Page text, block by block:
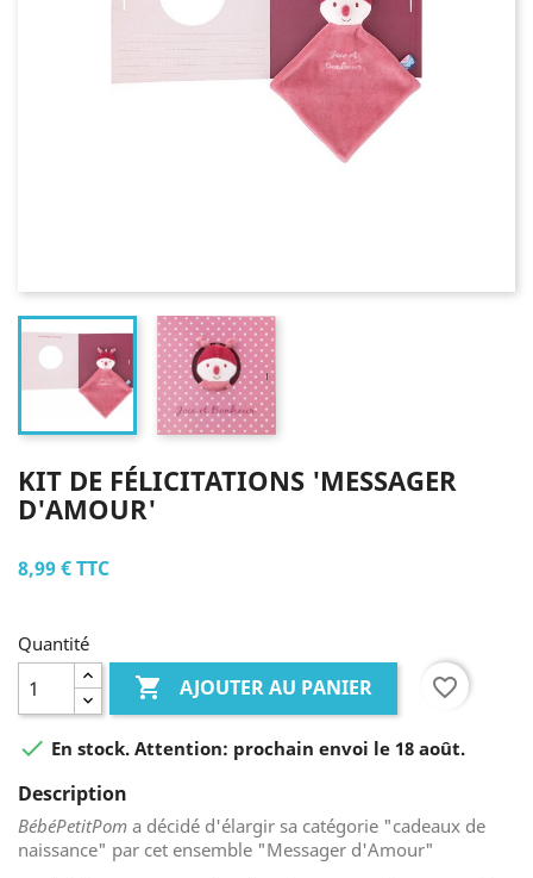
KIT DE FÉLICITATIONS 'MESSAGER
D'AMOUR'
8,99 €TTC
Quantité
 AJOUTER AU PANIER favorite_border
 En stock. Attention: prochain envoi le 18 août.
Description
BébéPetitPom a décidé d'élargir sa catégorie "cadeaux de
naissance" par cet ensemble "Messager d'Amour"